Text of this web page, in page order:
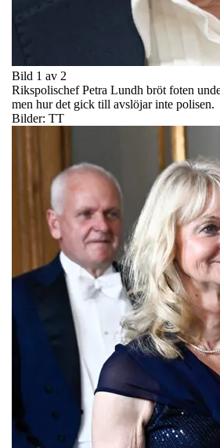
Bild 1 av 2
Rikspolischef Petra Lundh bröt foten
men hur det gick till avslöjar inte polisen.
Bilder: TT